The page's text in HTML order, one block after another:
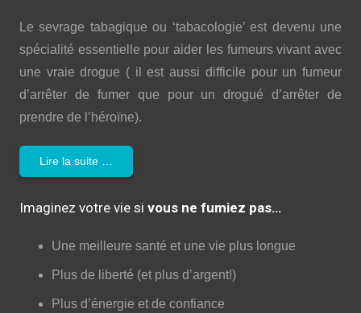
Le sevrage tabagique ou ‘tabacologie’ est devenu une
spécialité essentielle pour aider les fumeurs vivant avec
une vraie drogue ( il est aussi difficile pour un fumeur
d’arrêter de fumer que pour un drogué d’arrêter de
prendre de l’héroïne).
Lire la suite …
Imaginez votre vie si vous ne fumiez pas…
Une meilleure santé et une vie plus longue
Plus de liberté (et plus d’argent!)
Plus d’énergie et de confiance